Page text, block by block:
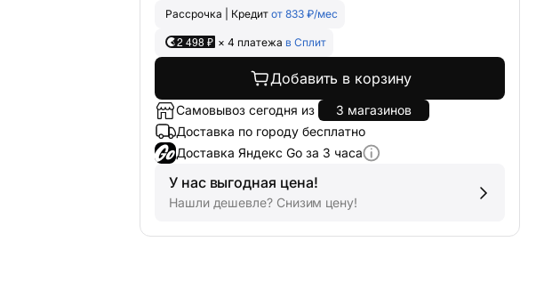
Рассрочка | Кредит от 833 ₽/мес
2 498 ₽ × 4 платежа в Сплит
Добавить в корзину
Самовывоз сегодня из
3 магазинов
Доставка по городу бесплатно
Доставка Яндекс Go за 3 часа
У нас выгодная цена!
Нашли дешевле? Снизим цену!